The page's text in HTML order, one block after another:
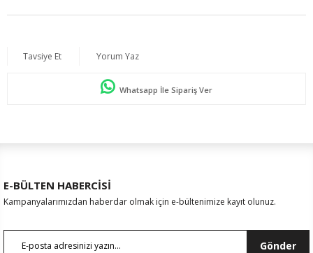
Tavsiye Et Yorum Yaz
Whatsapp İle Sipariş Ver
E-BÜLTEN HABERCİSİ
Kampanyalarımızdan haberdar olmak için e-bültenimize kayıt olunuz.
Gönder